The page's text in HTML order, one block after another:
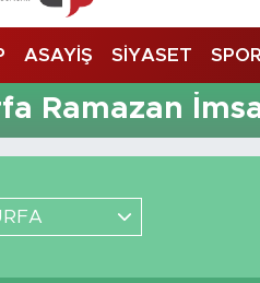
ASAYİŞ SİYASET SPOR
Ramazan
ve Fikstür